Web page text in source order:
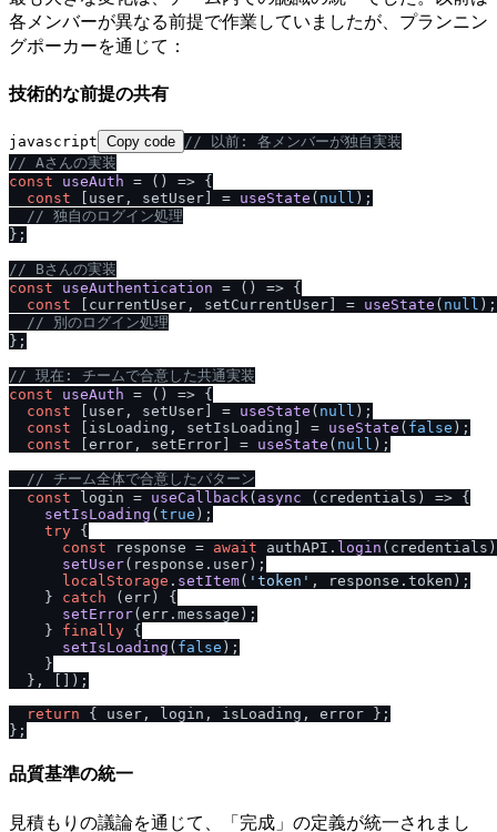
各メンバーが異なる前提で作業していましたが、プランニン
グポーカーを通じて：
技術的な前提の共有
javascript Copy code // 以前: 各メンバーが独自実装
// Aさんの実装
const
useAuth = ( ) => {
const [user, setUser] = useState ( null );
// 独自のログイン処理
};
// Bさんの実装
const
useAuthentication = ( ) => {
const [currentUser, setCurrentUser] = useState ( null );
// 別のログイン処理
};
// 現在: チームで合意した共通実装
const
useAuth = ( ) => {
const [user, setUser] = useState ( null );
const [isLoading, setIsLoading] = useState ( false );
const [error, setError] = useState ( null );
// チーム全体で合意したパターン
const login = useCallback( async (credentials) => {
setIsLoading ( true );
try {
const response = await authAPI. login
setUser(response. user );
localStorage . setItem( 'token' , response. token );
    }
catch (err) {
setError(err. message );
    }
finally {
setIsLoading ( false );
    }
  }, []);
return { user, login, isLoading, error };
品質基準の統一
見積もりの議論を通じて、「完成」の定義が統一されまし